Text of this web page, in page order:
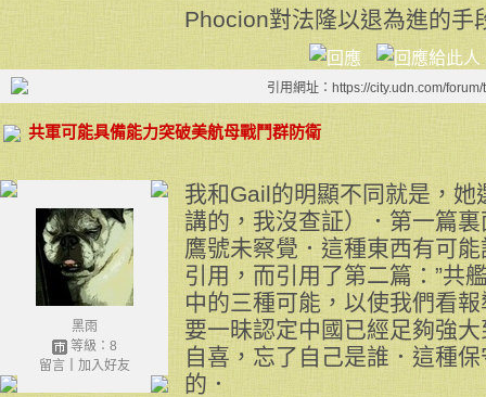
Phocion對法隆以退為進的手
引用網址：https://city.udn.com/
共軍可能具備能力突破美航母戰鬥群防衛
黑雨
等級：8
留言｜ 加入好友
我和Gail的明顯不同就是，
講的，我沒查証）．第一篇
鷹號未察覺．這種東西有可
引用，而引用了第二篇：”共
中的三種可能，以使我們看
要一昧認定中國已經足夠強
自喜，忘了自己是誰．這種
的．